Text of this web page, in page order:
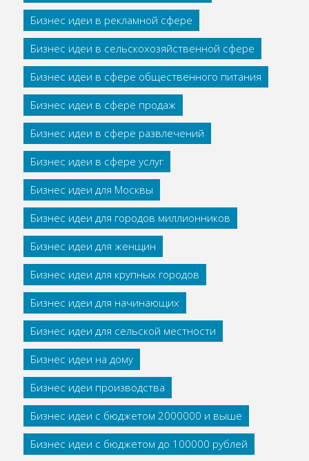
Бизнес идеи в рекламной сфере
Бизнес идеи в сельскохозяйственной сфере
Бизнес идеи в сфере общественного питания
Бизнес идеи в сфере продаж
Бизнес идеи в сфере развлечений
Бизнес идеи в сфере услуг
Бизнес идеи для Москвы
Бизнес идеи для городов миллионников
Бизнес идеи для женщин
Бизнес идеи для крупных городов
Бизнес идеи для начинающих
Бизнес идеи для сельской местности
Бизнес идеи на дому
Бизнес идеи производства
Бизнес идеи с бюджетом 2000000 и выше
Бизнес идеи с бюджетом до 100000 рублей